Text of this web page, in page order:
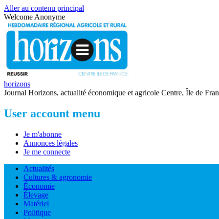
Aller au contenu principal
Welcome Anonyme
horizons
Journal Horizons, actualité économique et agricole Centre, Île de
User account menu
Je m'abonne
Annonces légales
Je me connecte
Actualités
Cultures & agronomie
Économie
Élevage
Matériel
Politique